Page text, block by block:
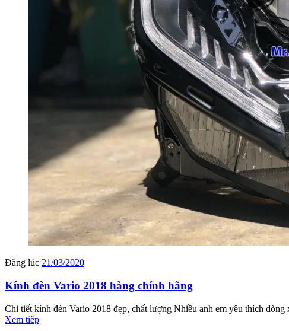
Đăng lúc 21/03/2020
Kính đèn Vario 2018 hàng chính hãng
Chi tiết kính đèn Vario 2018 đẹp, chất lượng Nhiều anh em yêu thích dòng
Xem tiếp